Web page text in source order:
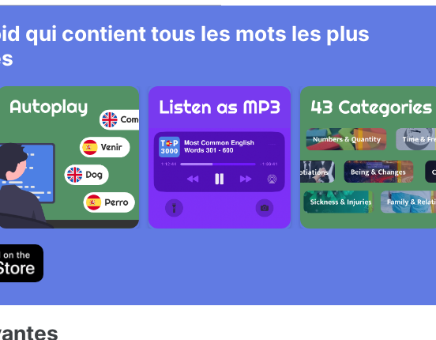
qui contient tous les mots les plus